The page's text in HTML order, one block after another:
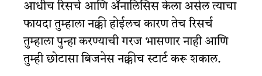
आधीच रिसर्च आणि ॲनालिसिस केला असेल त्याचा
फायदा तुम्हाला नक्की होईलच कारण तेच रिसर्च
तुम्हाला पुन्हा करण्याची गरज भासणार नाही आणि
तुम्ही छोटासा बिजनेस नक्कीच स्टार्ट करू शकाल.